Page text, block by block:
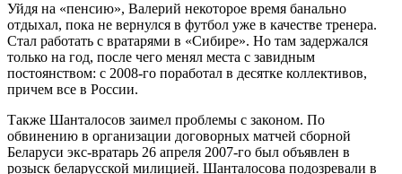
Уйдя на «пенсию», Валерий некоторое время банально
отдыхал, пока не вернулся в футбол уже в качестве тренера.
Стал работать с вратарями в «Сибире». Но там задержался
только на год, после чего менял места с завидным
постоянством: с 2008-го поработал в десятке коллективов,
причем все в России.
Также Шанталосов заимел проблемы с законом. По
обвинению в организации договорных матчей сборной
Беларуси экс-вратарь 26 апреля 2007-го был объявлен в
розыск беларусской милицией. Шанталосова подозревали в